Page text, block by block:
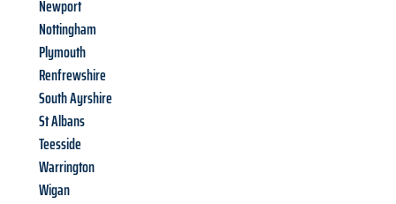
Newport
Nottingham
Plymouth
Renfrewshire
South Ayrshire
St Albans
Teesside
Warrington
Wigan